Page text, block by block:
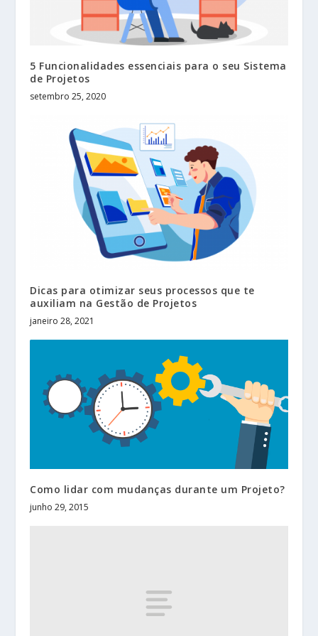
5 Funcionalidades essenciais para o seu Sistema
de Projetos
setembro 25, 2020
Dicas para otimizar seus processos que te
auxiliam na Gestão de Projetos
janeiro 28, 2021
Como lidar com mudanças durante um Projeto?
junho 29, 2015